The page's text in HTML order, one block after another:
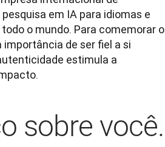
em IA para idiomas e
o mundo. Para comemorar o
importância de ser fiel a si
estimula a
sobre você.